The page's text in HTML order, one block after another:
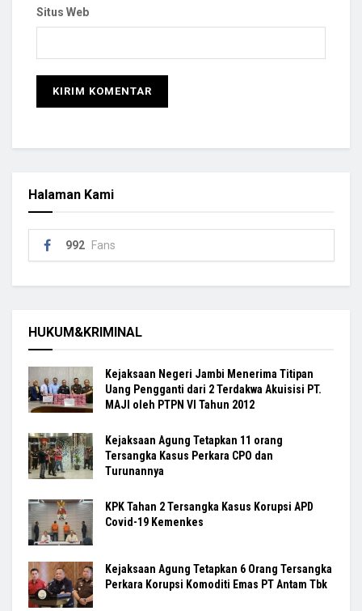
Situs Web
Halaman Kami
992 Fans
HUKUM&KRIMINAL
Kejaksaan Negeri Jambi Menerima Titipan
Uang Pengganti dari 2 Terdakwa Akuisisi PT.
MAJI oleh PTPN VI Tahun 2012
Kejaksaan Agung Tetapkan 11 orang
Tersangka Kasus Perkara CPO dan
Turunannya
KPK Tahan 2 Tersangka Kasus Korupsi APD
Covid-19 Kemenkes
Kejaksaan Agung Tetapkan 6 Orang Tersangka
Perkara Korupsi Komoditi Emas PT Antam Tbk